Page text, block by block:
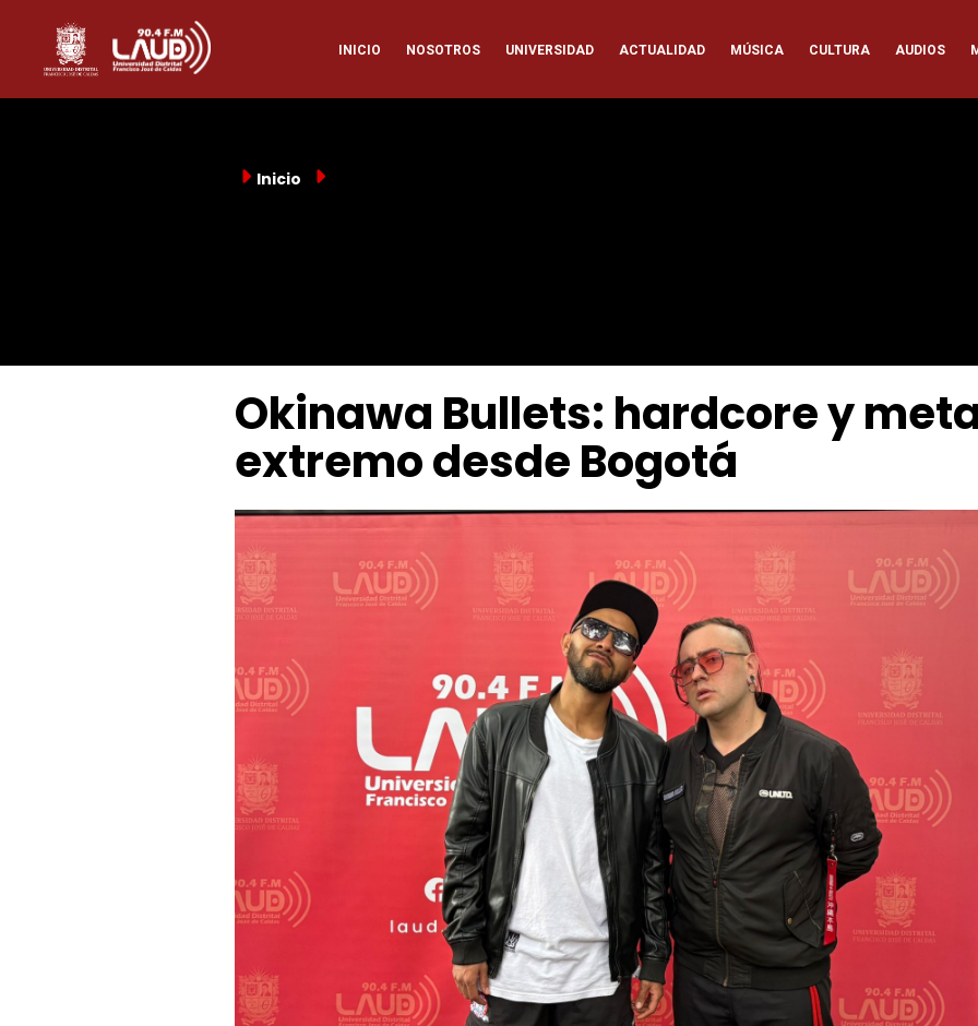
contenido
principal
Navegación
principal
INICIO NOSOTROS UNIVERSIDAD ACTUALIDAD MÚSICA CULTURA AUDIOS
Inicio
Okinawa Bullets: hardcore y
extremo desde Bogotá